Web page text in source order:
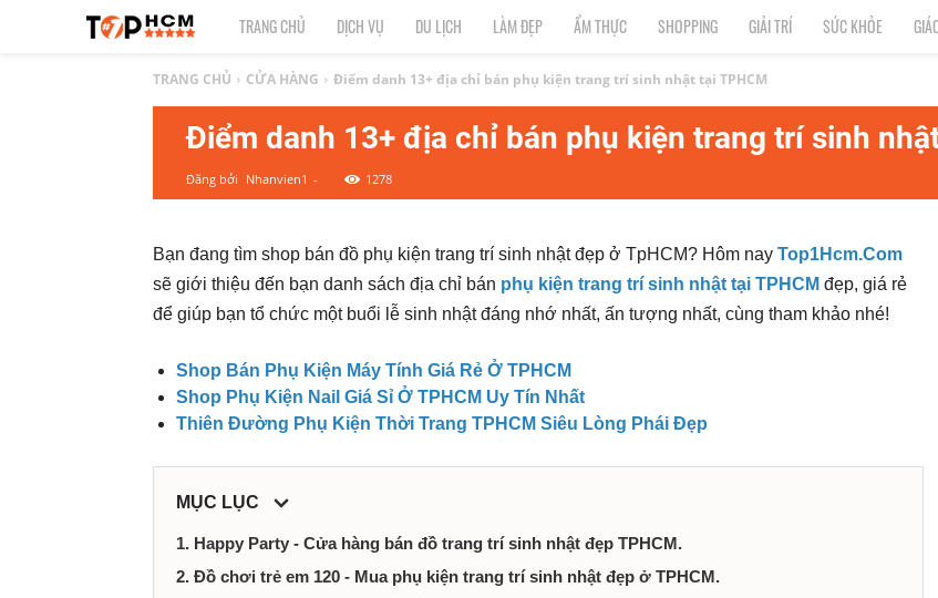
TOP
1
HCM
|
địa
dịch
tại
Thành
TRANG CHỦ DỊCH VỤ DU LỊCH LÀM ĐẸP ẨM THỰC SHOPPING GIẢI TRÍ SỨC KHỎE
TRANG CHỦ CỬA HÀNG Điểm danh 13+ địa chỉ bán phụ kiện trang trí sinh nhật tại TPHCM
Điểm danh 13+ địa chỉ bán phụ kiện trang trí sinh
Đăng bởi Nhanvien1 - 1278
Bạn đang tìm shop bán đồ phụ kiện trang trí sinh nhật đẹp ở TpHCM? Hôm nay Top1Hcm.Com
sẽ giới thiệu đến bạn danh sách địa chỉ bán phụ kiện trang trí sinh nhật tại TPHCM đẹp, giá rẻ
để giúp bạn tổ chức một buổi lễ sinh nhật đáng nhớ nhất, ấn tượng nhất, cùng tham khảo nhé!
Shop Bán Phụ Kiện Máy Tính Giá Rẻ Ở TPHCM
Shop Phụ Kiện Nail Giá Sỉ Ở TPHCM Uy Tín Nhất
Thiên Đường Phụ Kiện Thời Trang TPHCM Siêu Lòng Phái Đẹp
MỤC LỤC
1. Happy Party - Cửa hàng bán đồ trang trí sinh nhật đẹp TPHCM.
2. Đồ chơi trẻ em 120 - Mua phụ kiện trang trí sinh nhật đẹp ở TPHCM.